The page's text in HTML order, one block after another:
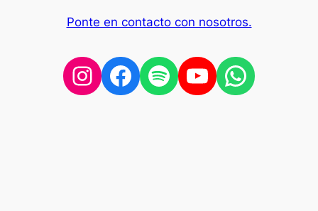
Ponte en contacto con nosotros.
Instagram
Facebook
Spotify
YouTube